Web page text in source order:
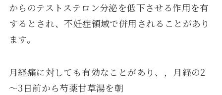
からのテストステロン分泌を低下させる作用を有
するとされ、不妊症領域で併用されることがあり
ます。
月経痛に対しても有効なことがあり、，月経の2
～3日前から芍薬甘草湯を朝